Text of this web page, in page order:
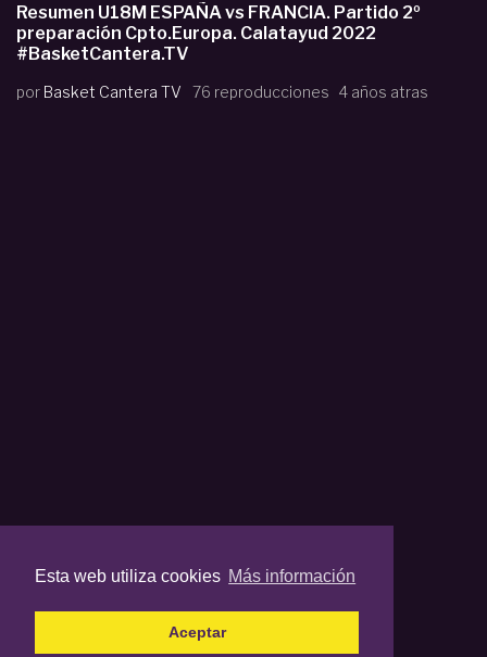
Esta web utiliza cookies Más información
Aceptar
Resumen U18M ESPAÑA vs FRANCIA. Partido 2º
preparación Cpto.Europa. Calatayud 2022
#BasketCantera.TV
por Basket Cantera TV 76 reproducciones 4 años atras